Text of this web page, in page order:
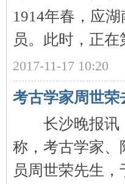
1914年春，应
员。此时，正
2017-11-17 10:20
考古学家周世荣
长沙晚报讯（
称，考古学家
员周世荣先生